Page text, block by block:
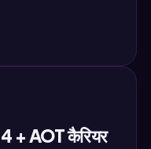
+ AOT कैरियर